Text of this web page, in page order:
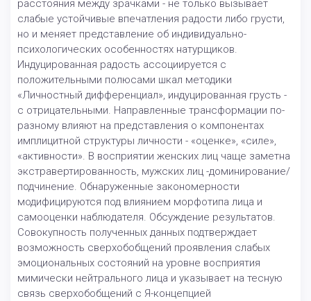
расстояния между зрачками - не только вызывает
слабые устойчивые впечатления радости либо грусти,
но и меняет представление об индивидуально-
психологических особенностях натурщиков.
Индуцированная радость ассоциируется с
положительными полюсами шкал методики
«Личностный дифференциал», индуцированная грусть -
с отрицательными. Направленные трансформации по-
разному влияют на представления о компонентах
имплицитной структуры личности - «оценке», «силе»,
«активности». В восприятии женских лиц чаще заметна
экстравертированность, мужских лиц -доминирование/
подчинение. Обнаруженные закономерности
модифицируются под влиянием морфотипа лица и
самооценки наблюдателя. Обсуждение результатов.
Совокупность полученных данных подтверждает
возможность сверхобобщений проявления слабых
эмоциональных состояний на уровне восприятия
мимически нейтрального лица и указывает на тесную
связь сверхобобщений с Я-концепцией